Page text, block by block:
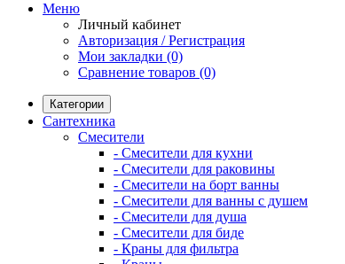
Меню
Личный кабинет
Авторизация / Регистрация
Мои закладки (0)
Сравнение товаров (0)
Категории
Сантехника
Смесители
- Смесители для кухни
- Смесители для раковины
- Смесители на борт ванны
- Смесители для ванны с душем
- Смесители для душа
- Смесители для биде
- Краны для фильтра